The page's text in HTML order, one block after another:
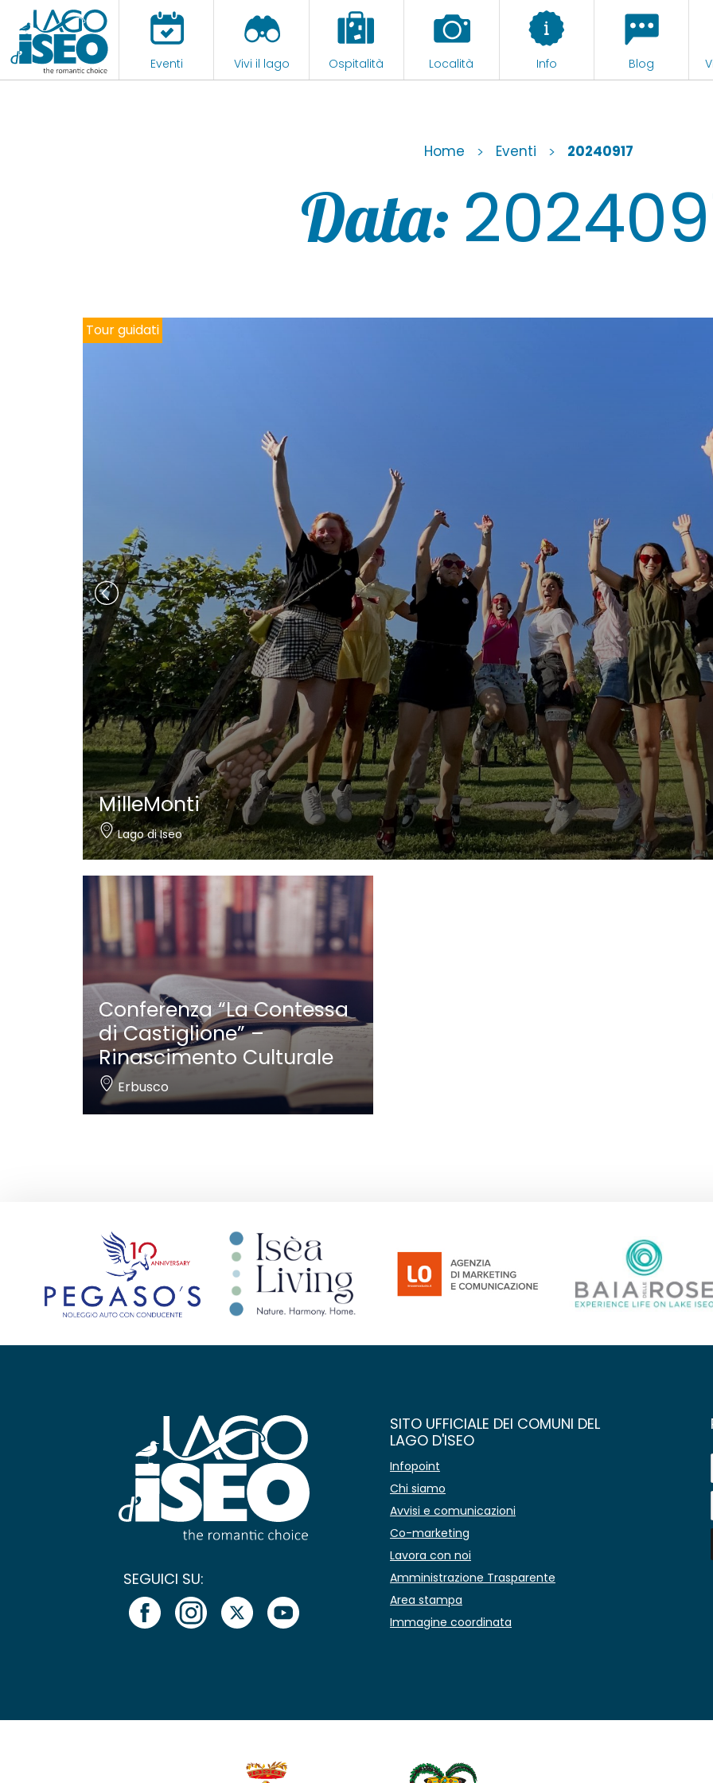
Eventi Vivi il lago Ospitalità Località Info Blog
Home > Eventi > 20240917
Data:
Tour guidati
MilleMonti
Lago di Iseo
Conferenza “La Contessa
di Castiglione” –
Rinascimento Culturale
Erbusco
SEGUICI SU:
SITO UFFICIALE DEI COMUNI DEL
LAGO D'ISEO
Infopoint
Chi siamo
Avvisi e comunicazioni
Co-marketing
Lavora con noi
Amministrazione Trasparente
Area stampa
Immagine coordinata